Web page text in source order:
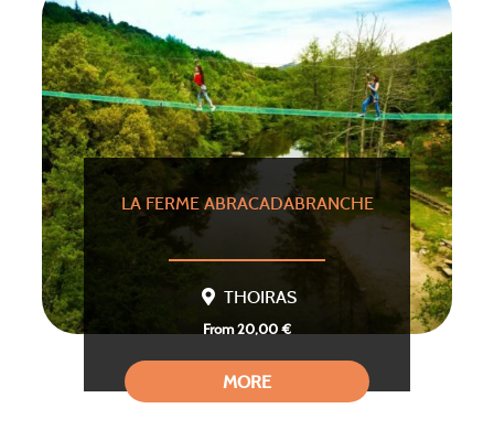
LA FERME ABRACADABRANCHE
THOIRAS
From 20,00 €
MORE